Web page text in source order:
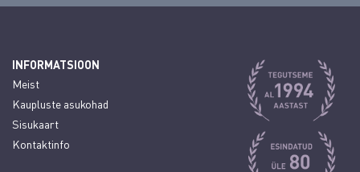
INFORMATSIOON
Meist
Kaupluste asukohad
Sisukaart
Kontaktinfo